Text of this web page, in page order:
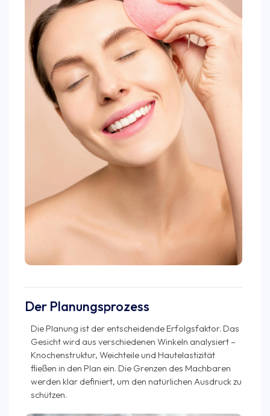
Der Planungsprozess
Die Planung ist der entscheidende Erfolgsfaktor. Das
Gesicht wird aus verschiedenen Winkeln analysiert –
Knochenstruktur, Weichteile und Hautelastizität
fließen in den Plan ein. Die Grenzen des Machbaren
werden klar definiert, um den natürlichen Ausdruck zu
schützen.